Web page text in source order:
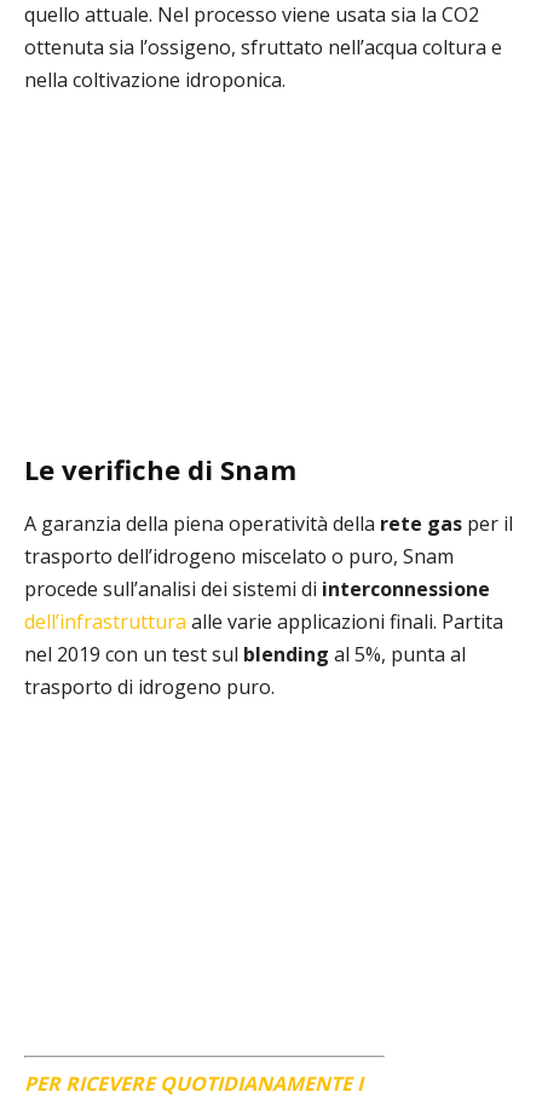
quello attuale. Nel processo viene usata sia la CO2
ottenuta sia l’ossigeno, sfruttato nell’acqua coltura e
nella coltivazione idroponica.
Le verifiche di Snam
A garanzia della piena operatività della rete gas per il
trasporto dell’idrogeno miscelato o puro, Snam
procede sull’analisi dei sistemi di interconnessione
dell’infrastruttura alle varie applicazioni finali. Partita
nel 2019 con un test sul blending al 5%, punta al
trasporto di idrogeno puro.
PER RICEVERE QUOTIDIANAMENTE I